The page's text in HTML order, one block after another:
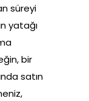
süreyi
yatağı
bir
satın